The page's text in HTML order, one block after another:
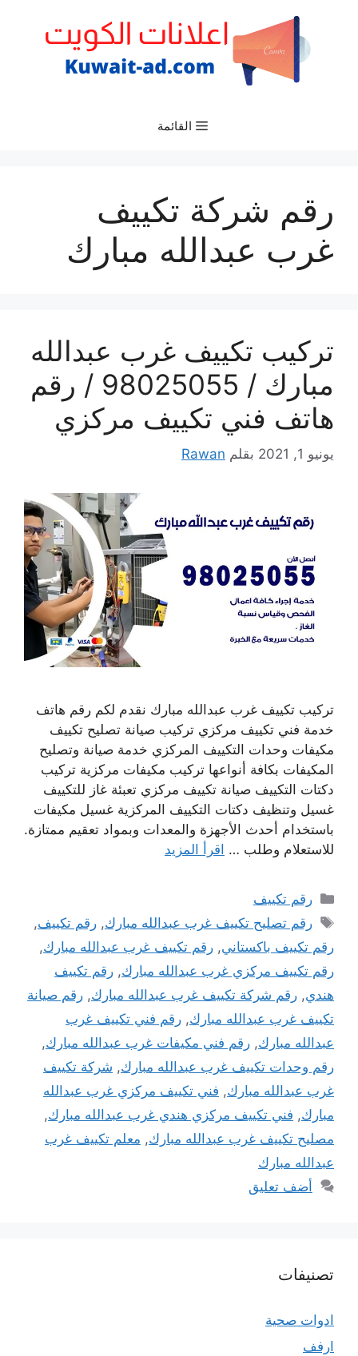
القائمة
رقم شركة تكييف
غرب عبدالله مبارك
تركيب تكييف غرب عبدالله
مبارك / 98025055 / رقم
هاتف فني تكييف مركزي
يونيو 1, 2021 بقلم Rawan
تركيب تكييف غرب عبدالله مبارك نقدم لكم رقم هاتف
خدمة فني تكييف مركزي تركيب صيانة تصليح تكييف
مكيفات وحدات التكييف المركزي خدمة صيانة وتصليح
المكيفات بكافة أنواعها تركيب مكيفات مركزية تركيب
دكتات التكييف صيانة تكييف مركزي تعبئة غاز للتكييف
غسيل وتنظيف دكتات التكييف المركزية غسيل مكيفات
باستخدام أحدث الأجهزة والمعدات وبمواد تعقيم ممتازة.
للاستعلام وطلب … اقرأ المزيد
التصنيفات
رقم تكييف
الوسوم
رقم تصليح تكييف غرب عبدالله مبارك,رقم تكييف,
رقم تكييف باكستاني, رقم تكييف غرب عبدالله مبارك,
رقم تكييف مركزي غرب عبدالله مبارك, رقم تكييف
هندي, رقم شركة تكييف غرب عبدالله مبارك, رقم صيانة
تكييف غرب عبدالله مبارك, رقم فني تكييف غرب
عبدالله مبارك, رقم فني مكيفات غرب عبدالله مبارك,
رقم وحدات تكييف غرب عبدالله مبارك, شركة تكييف
غرب عبدالله مبارك, فني تكييف مركزي غرب عبدالله
مبارك, فني تكييف مركزي هندي غرب عبدالله مبارك,
مصليح تكييف غرب عبدالله مبارك, معلم تكييف غرب
عبدالله مبارك
أضف تعليق
تصنيفات
ادوات صحية
ارفف